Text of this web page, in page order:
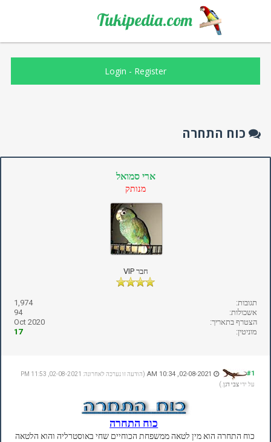
Tukipedia.com
Login - Register
כוח התחרה
ארי סמואל
מנותק
חבר VIP
תגובות:
1,974
אשכולות:
94
הצטרף בתאריך:
Oct 2020
מוניטין:
17
#1
(הודעה זו נערכה לאחרונה: 02-08-2021, 11:53 PM
על ידיצבי דגן .)
כוח התחרה
כוח התחרה הוא מין לטאה ממשפחת הכוחיים שחי באוסטרליה והוא הלטאה